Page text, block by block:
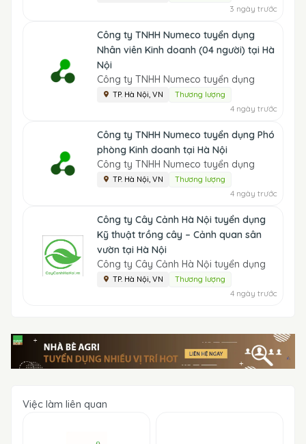
3 ngày trước
Công ty TNHH Numeco tuyển dụng
Nhân viên Kinh doanh (04 người) tại Hà
Nội
Công ty TNHH Numeco tuyển dụng
TP. Hà Nội, VN Thương lượng
4 ngày trước
Công ty TNHH Numeco tuyển dụng Phó
phòng Kinh doanh tại Hà Nội
Công ty TNHH Numeco tuyển dụng
TP. Hà Nội, VN Thương lượng
4 ngày trước
Công ty Cây Cảnh Hà Nội tuyển dụng
Kỹ thuật trồng cây – Cảnh quan sân
vườn tại Hà Nội
Công ty Cây Cảnh Hà Nội tuyển dụng
TP. Hà Nội, VN Thương lượng
4 ngày trước
Việc làm liên quan